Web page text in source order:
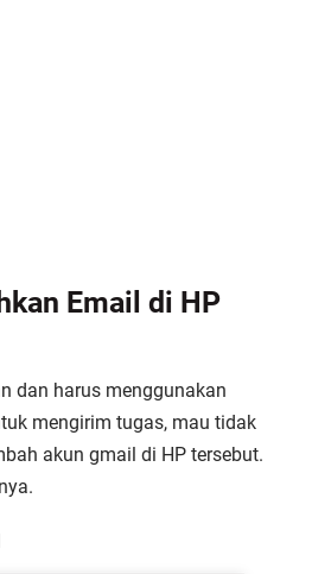
Email di HP
dan harus menggunakan
mengirim tugas, mau tidak
akun gmail di HP tersebut.